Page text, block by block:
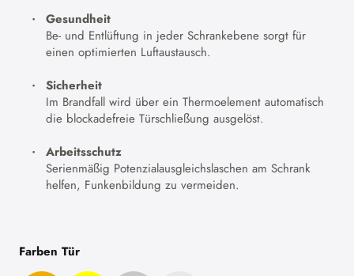
Gesundheit
Be- und Entlüftung in jeder Schrankebene sorgt für
einen optimierten Luftaustausch.
Sicherheit
Im Brandfall wird über ein Thermoelement automatisch
die blockadefreie Türschließung ausgelöst.
Arbeitsschutz
Serienmäßig Potenzialausgleichslaschen am Schrank
helfen, Funkenbildung zu vermeiden.
Farben Tür